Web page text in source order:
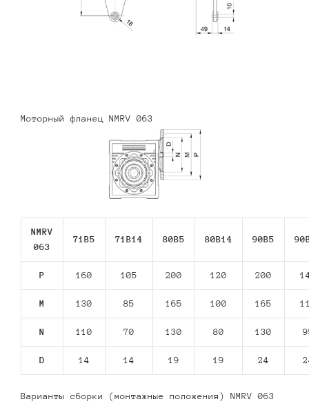
Моторный фланец NMRV 063
NMRV
063
71В5 71В14 80В5 80В14 90В5
P 160 105 200 120 200
M 130 85 165 100 165
N 110 70 130 80 130
D 14 14 19 19 24
Варианты сборки (монтажные положения) NMRV 063